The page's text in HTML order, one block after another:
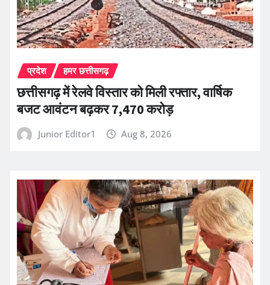
प्रदेश हमर छत्तीसगढ़
छत्तीसगढ़ में रेलवे विस्तार को मिली रफ्तार, वार्षिक
बजट आवंटन बढ़कर 7,470 करोड़
Junior Editor1 Aug 8, 2026